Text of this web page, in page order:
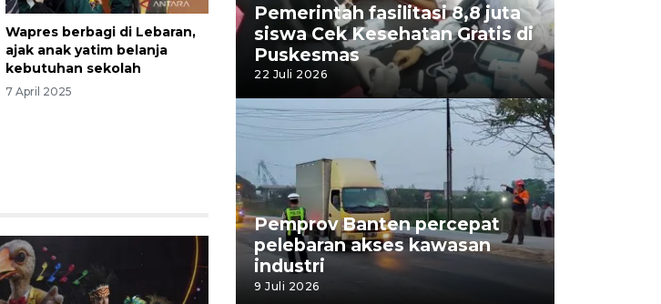
Wapres berbagi di Lebaran,
ajak anak yatim belanja
kebutuhan sekolah
7 April 2025
Pemerintah fasilitasi 8,8 juta
siswa Cek Kesehatan Gratis di
Puskesmas
22 Juli 2026
Pemprov Banten percepat
pelebaran akses kawasan
industri
9 Juli 2026